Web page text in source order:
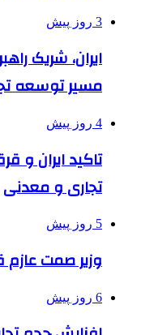
3 روز پیش
ایران، شریک
مسیر توسعه
4 روز پیش
تاکید ایران و
تجاری و معدنی
5 روز پیش
وزیر صمت
6 روز پیش